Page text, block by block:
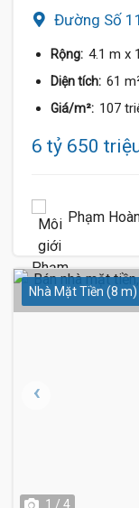
Đường Số
Rộng: 4.1 m x
Diện tích: 61
Giá/m²: 107
6 tỷ 650
Phạm
Nhà Mặt Tiền (8 m)
1 / 4